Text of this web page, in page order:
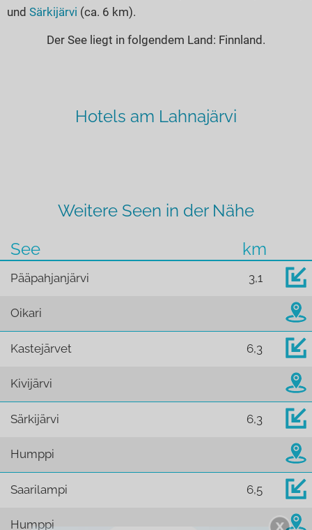
und Särkijärvi (ca. 6 km).
Der See liegt in folgendem Land: Finnland.
Hotels am Lahnajärvi
Weitere Seen in der Nähe
See
km
Pääpahjanjärvi 3,1
Oikari
Kastejärvet 6,3
Kivijärvi
Särkijärvi 6,3
Humppi
Saarilampi 6,5
Humppi